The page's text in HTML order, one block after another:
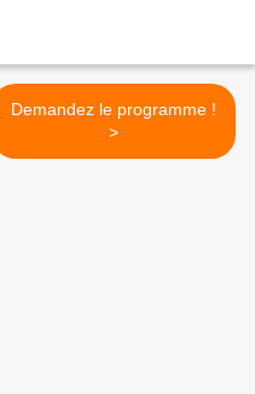
Demandez le programme !
>